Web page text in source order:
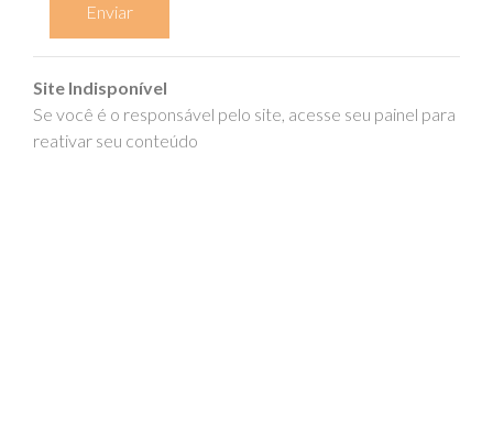
Enviar
Site Indisponível
Se você é o responsável pelo site, acesse seu painel para
reativar seu conteúdo